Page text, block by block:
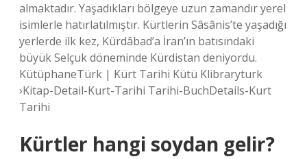
almaktadır. Yaşadıkları bölgeye uzun zamandır yerel
isimlerle hatırlatılmıştır. Kürtlerin Sâsânis’te yaşadığı
yerlerde ilk kez, Kürdâbad’a İran’ın batısındaki
büyük Selçuk döneminde Kürdistan deniyordu.
KütüphaneTürk | Kürt Tarihi Kütü Klibraryturk
›Kitap-Detail-Kurt-Tarihi Tarihi-BuchDetails-Kurt
Tarihi
Kürtler hangi soydan gelir?